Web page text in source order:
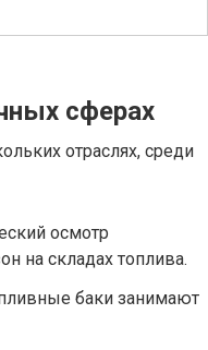
сферах
отраслях, среди
осмотр
на складах топлива.
баки занимают